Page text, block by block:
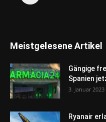
Meistgelesene Artikel
Gängige
Spanien
3. Januar 2023
Ryanair